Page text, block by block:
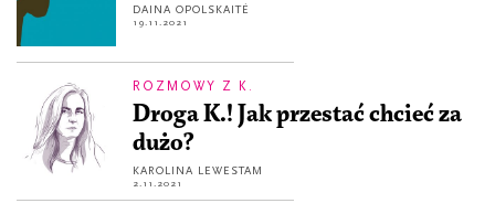
DAINA OPOLSKAITĖ
19.11.2021
ROZMOWY Z K.
Droga K.! Jak przestać chcieć za
dużo?
KAROLINA LEWESTAM
2.11.2021